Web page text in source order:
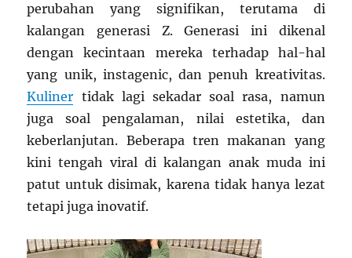
perubahan yang signifikan, terutama di
kalangan generasi Z. Generasi ini dikenal
dengan kecintaan mereka terhadap hal-hal
yang unik, instagenic, dan penuh kreativitas.
Kuliner tidak lagi sekadar soal rasa, namun
juga soal pengalaman, nilai estetika, dan
keberlanjutan. Beberapa tren makanan yang
kini tengah viral di kalangan anak muda ini
patut untuk disimak, karena tidak hanya lezat
tetapi juga inovatif.